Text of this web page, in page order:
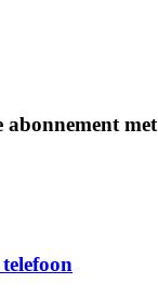
abonnement met